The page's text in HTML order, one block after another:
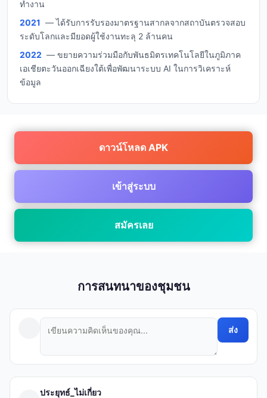
ทำงาน
2021 — ได้รับการรับรองมาตรฐานสากลจากสถาบันตรวจสอบ
ระดับโลกและมียอดผู้ใช้งานทะลุ 2 ล้านคน
2022 — ขยายความร่วมมือกับพันธมิตรเทคโนโลยีในภูมิภาค
เอเชียตะวันออกเฉียงใต้เพื่อพัฒนาระบบ AI ในการวิเคราะห์
ข้อมูล
ดาวน์โหลด APK
เข้าสู่ระบบ
สมัครเลย
การสนทนาของชุมชน
ส่ง
ประยุทธ์_ไม่เกี่ยว